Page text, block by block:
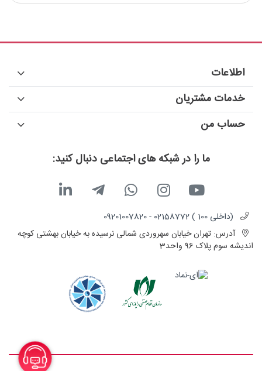
ما را در شبکه های اجتماعی دنبال کنید:
(داخلی 100 ) 02158772 - 09201007820
آدرس: تهران خیابان سهروردی شمالی نرسیده به خیابان بهشتی کوچه
اندیشه سوم پلاک 96 واحد3
اطلاعات
خدمات مشتریان
حساب من